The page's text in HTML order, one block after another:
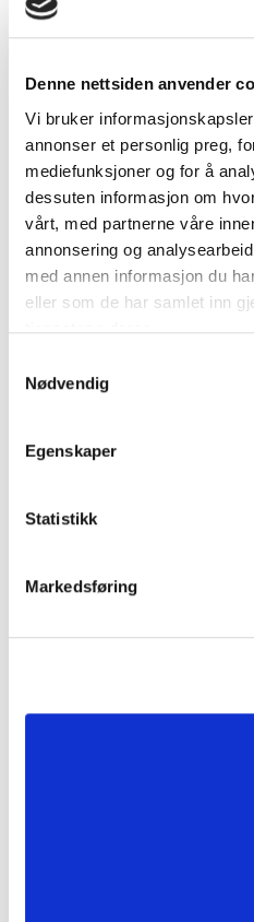
Denne nettsiden anvender
Vi bruker
annonser et personlig preg,
mediefunksjoner og for å
dessuten informasjon om
vårt, med partnerne våre
annonsering og
med annen informasjon du
eller som de har samlet inn
tjenestene deres.
Nødvendig
Egenskaper
Statistikk
Markedsføring